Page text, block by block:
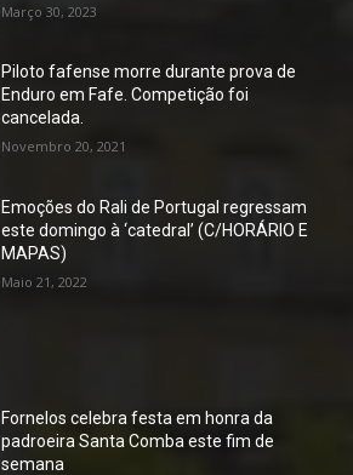
Março 30, 2023
Piloto fafense morre durante prova de
Enduro em Fafe. Competição foi
cancelada.
Novembro 20, 2021
Emoções do Rali de Portugal regressam
este domingo à ‘catedral’ (C/HORÁRIO E
MAPAS)
Maio 21, 2022
Fornelos celebra festa em honra da
padroeira Santa Comba este fim de
semana